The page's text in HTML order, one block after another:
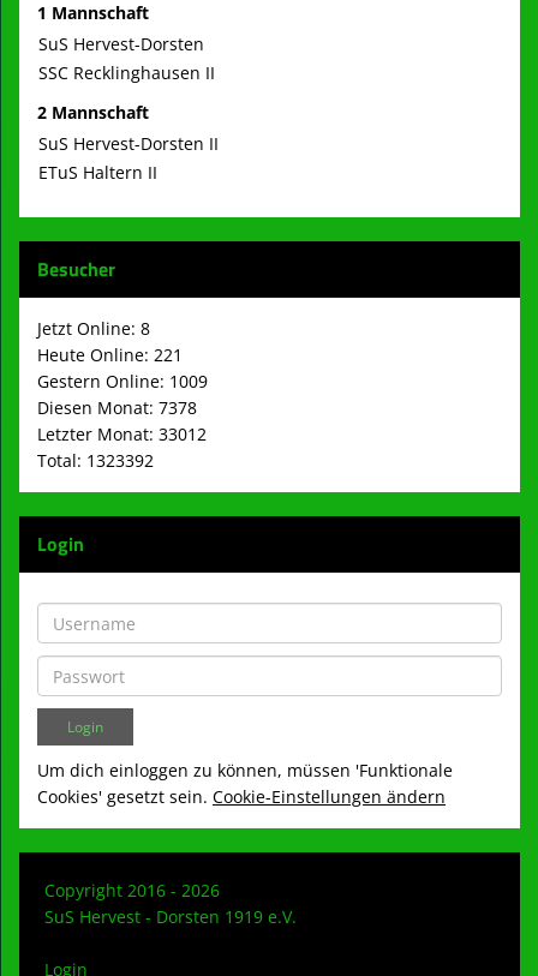
1 Mannschaft
SuS Hervest-Dorsten
SSC Recklinghausen II
2 Mannschaft
SuS Hervest-Dorsten II
ETuS Haltern II
Besucher
Jetzt Online: 8
Heute Online: 221
Gestern Online: 1009
Diesen Monat: 7378
Letzter Monat: 33012
Total: 1323392
Login
Um dich einloggen zu können, müssen 'Funktionale
Cookies' gesetzt sein. Cookie-Einstellungen ändern
Copyright 2016 - 2026
SuS Hervest - Dorsten 1919 e.V.
Login